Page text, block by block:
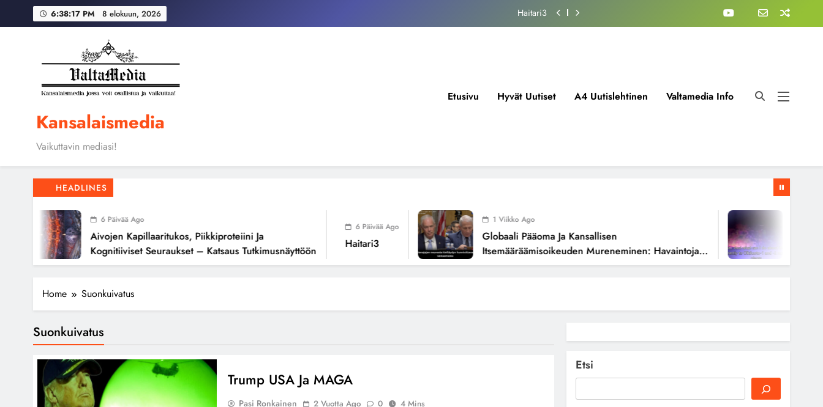
6:38:18 PM 8 elokuun, 2026 Globaali pääoma ja kansallisen itsemääräämisoikeuden mureneminen: Havaintoja järjestelmän
Haitari3
Kansalaismedia
Vaikuttavin mediasi!
Etusivu Hyvät Uutiset A4 Uutislehtinen Valtamedia Info
HEADLINES
6 Päivää Ago
Aivojen Kapillaaritukos, Piikkiproteiini Ja
Kognitiiviset Seuraukset – Katsaus Tutkimusnäyttöön
6 Päivää Ago
Haitari3
1 Viikko Ago
Globaali Pääoma Ja Kansallisen
Itsemääräämisoikeuden Mureneminen: Havaintoja
Järjestelmän Valuvioista
Home Suonkuivatus
Suonkuivatus
Trump USA Ja MAGA
Pasi Ronkainen 2 Vuotta Ago 0 4 Mins
Etsi